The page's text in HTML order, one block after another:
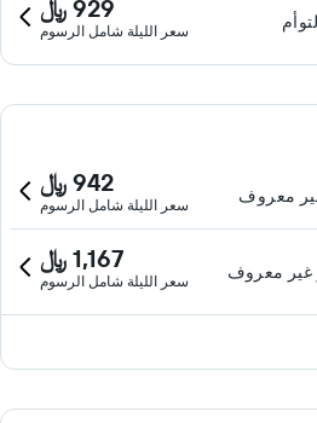
929 ﷼
سعر الليلة شامل الرسوم
942 ﷼
سعر الليلة شامل الرسوم
1,167 ﷼
سعر الليلة شامل الرسوم